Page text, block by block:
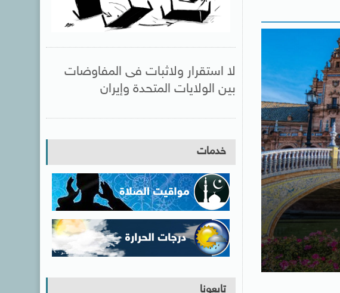
لا استقرار ولاثبات فى المفاوضات
بين الولايات المتحدة وإيران
خدمات
تابعونا